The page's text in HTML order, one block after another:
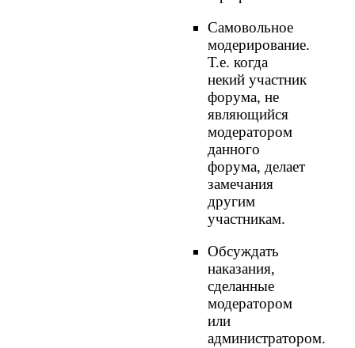
Самовольное
модерирование.
Т.е. когда
некий участник
форума, не
являющийся
модератором
данного
форума, делает
замечания
другим
участникам.
Обсуждать
наказания,
сделанные
модератором
или
администратором.